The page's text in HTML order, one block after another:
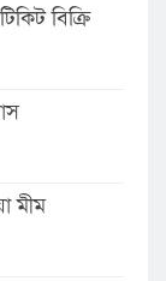
বিক্রি
মীম